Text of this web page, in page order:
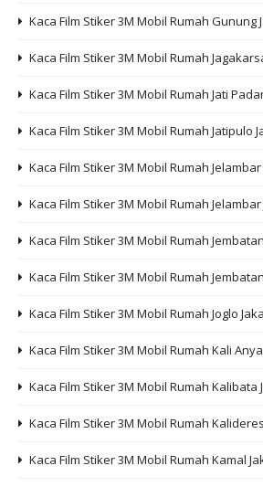
Kaca Film Stiker 3M Mobil Rumah Gunung
Kaca Film Stiker 3M Mobil Rumah
Kaca Film Stiker 3M Mobil Rumah Jati
Kaca Film Stiker 3M Mobil Rumah Jatipulo
Kaca Film Stiker 3M Mobil Rumah
Kaca Film Stiker 3M Mobil Rumah
Kaca Film Stiker 3M Mobil Rumah
Kaca Film Stiker 3M Mobil Rumah
Kaca Film Stiker 3M Mobil Rumah Joglo
Kaca Film Stiker 3M Mobil Rumah Kali
Kaca Film Stiker 3M Mobil Rumah Kalibata
Kaca Film Stiker 3M Mobil Rumah
Kaca Film Stiker 3M Mobil Rumah Kamal